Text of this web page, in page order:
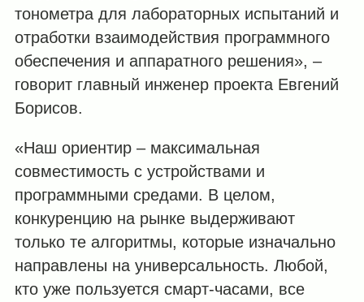
тонометра для лабораторных испытаний и
отработки взаимодействия программного
обеспечения и аппаратного решения», –
говорит главный инженер проекта Евгений
Борисов.
«Наш ориентир – максимальная
совместимость с устройствами и
программными средами. В целом,
конкуренцию на рынке выдерживают
только те алгоритмы, которые изначально
направлены на универсальность. Любой,
кто уже пользуется смарт-часами, все